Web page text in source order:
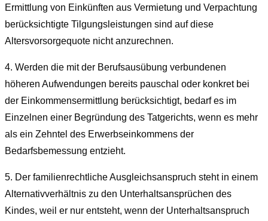
Ermittlung von Einkünften aus Vermietung und Verpachtung
berücksichtigte Tilgungsleistungen sind auf diese
Altersvorsorgequote nicht anzurechnen.
4. Werden die mit der Berufsausübung verbundenen
höheren Aufwendungen bereits pauschal oder konkret bei
der Einkommensermittlung berücksichtigt, bedarf es im
Einzelnen einer Begründung des Tatgerichts, wenn es mehr
als ein Zehntel des Erwerbseinkommens der
Bedarfsbemessung entzieht.
5. Der familienrechtliche Ausgleichsanspruch steht in einem
Alternativverhältnis zu den Unterhaltsansprüchen des
Kindes, weil er nur entsteht, wenn der Unterhaltsanspruch